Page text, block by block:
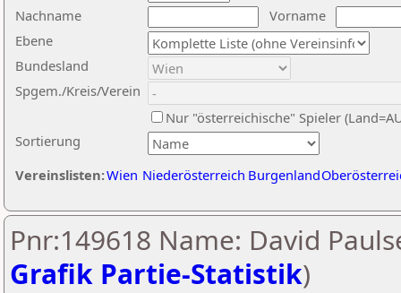
Nachname
Vorname
Ebene
Sortierung
Bundesland
Spgem./Kreis/Verein
Nur "österreichische" Spieler
Vereinslisten:Wien Niederösterreich Burgenland
Pnr:149618 Name: David
Grafik Partie-Statistik)